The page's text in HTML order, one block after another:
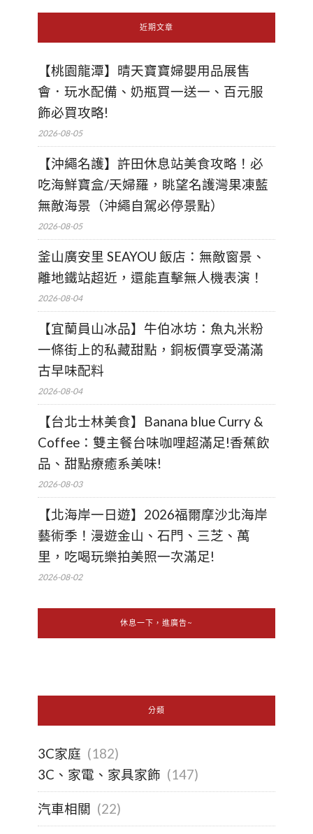
近期文章
【桃園龍潭】晴天寶寶婦嬰用品展售
會．玩水配備、奶瓶買一送一、百元服
飾必買攻略!
2026-08-05
【沖繩名護】許田休息站美食攻略！必
吃海鮮寶盒/天婦羅，眺望名護灣果凍藍
無敵海景（沖繩自駕必停景點）
2026-08-05
釜山廣安里 SEAYOU 飯店：無敵窗景、
離地鐵站超近，還能直擊無人機表演！
2026-08-04
【宜蘭員山冰品】牛伯冰坊：魚丸米粉
一條街上的私藏甜點，銅板價享受滿滿
古早味配料
2026-08-04
【台北士林美食】Banana blue Curry &
Coffee：雙主餐台味咖哩超滿足!香蕉飲
品、甜點療癒系美味!
2026-08-03
【北海岸一日遊】2026福爾摩沙北海岸
藝術季！漫遊金山、石門、三芝、萬
里，吃喝玩樂拍美照一次滿足!
2026-08-02
休息一下，進廣告~
分類
3C家庭 (182)
3C、家電、家具家飾 (147)
汽車相關 (22)